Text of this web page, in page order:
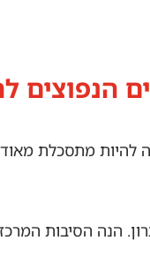
הנפוצים
מתסכלת
הנה הסיבות